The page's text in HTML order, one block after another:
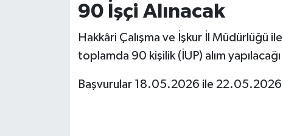
90 İşçi Alınacak
Hakkâri Çalışma ve İşkur İl Müdürlüğü
toplamda 90 kişilik (İUP) alım
Başvurular 18.05.2026 ile 22.05.2026